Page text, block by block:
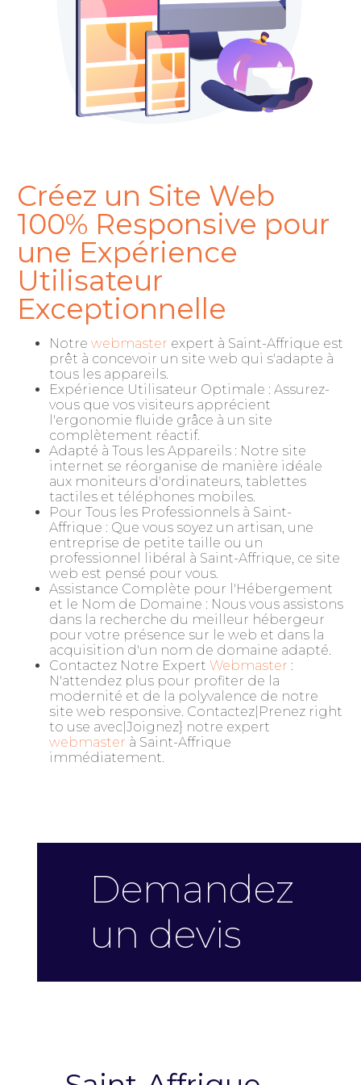
Créez un Site Web
100% Responsive pour
une Expérience
Utilisateur
Exceptionnelle
Notre webmaster expert à Saint-Affrique est
prêt à concevoir un site web qui s'adapte à
tous les appareils.
Expérience Utilisateur Optimale : Assurez-
vous que vos visiteurs apprécient
l'ergonomie fluide grâce à un site
complètement réactif.
Adapté à Tous les Appareils : Notre site
internet se réorganise de manière idéale
aux moniteurs d'ordinateurs, tablettes
tactiles et téléphones mobiles.
Pour Tous les Professionnels à Saint-
Affrique : Que vous soyez un artisan, une
entreprise de petite taille ou un
professionnel libéral à Saint-Affrique, ce site
web est pensé pour vous.
Assistance Complète pour l'Hébergement
et le Nom de Domaine : Nous vous assistons
dans la recherche du meilleur hébergeur
pour votre présence sur le web et dans la
acquisition d'un nom de domaine adapté.
Contactez Notre Expert Webmaster :
N'attendez plus pour profiter de la
modernité et de la polyvalence de notre
site web responsive. Contactez|Prenez right
to use avec|Joignez} notre expert
webmaster à Saint-Affrique
immédiatement.
Demandez
un devis